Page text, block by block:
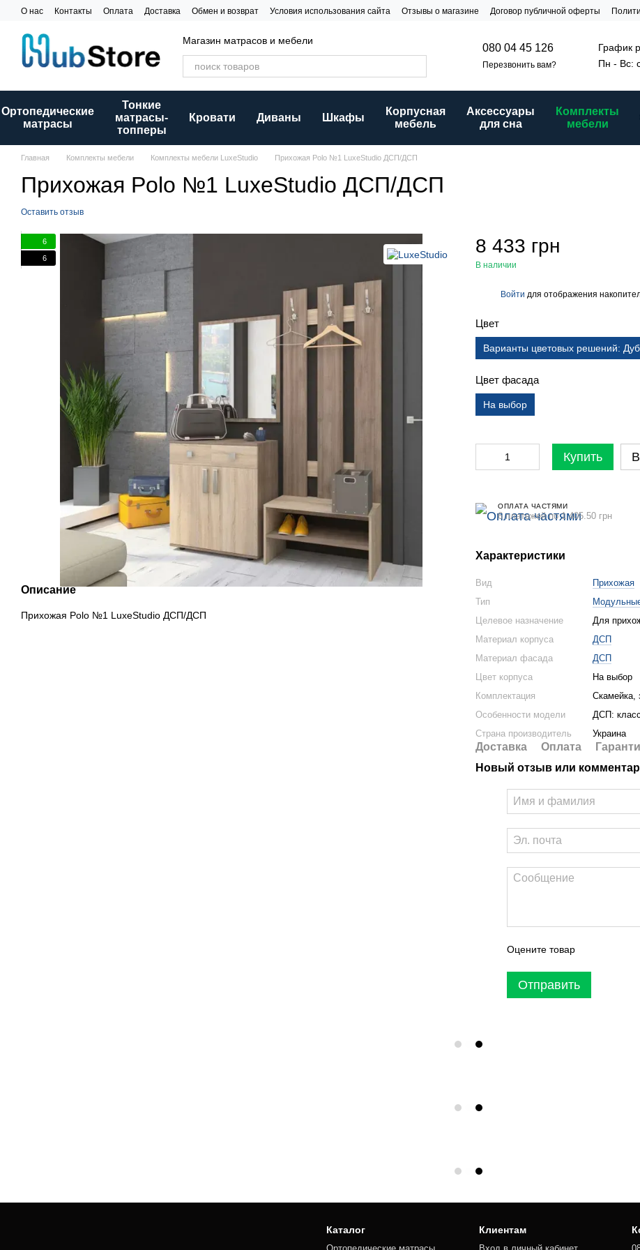
Перейти к основному контенту
О нас Контакты Оплата Доставка Обмен и возврат Условия использования сайта Отзывы о магазине Договор публичной оферты
Магазин матрасов и мебели
080 04 45 126
Перезвонить вам?
График
Пн - Вс:
Ортопедические
матрасы
Тонкие
матрасы-
топперы
Кровати Диваны Шкафы
Корпусная
мебель
Аксессуары
для сна
Комплекты
мебели
Главная Комплекты мебели Комплекты мебели LuxeStudio Прихожая Polo №1 LuxeStudio ДСП/ДСП
Прихожая Polo №1 LuxeStudio ДСП/ДСП
Оставить отзыв
6
6
Описание
Прихожая Polo №1 LuxeStudio ДСП/ДСП
8 433 грн
В наличии
Войти для отображения
Цвет
Варианты цветовых решений:
Цвет фасада
На выбор
Купить
ОПЛАТА ЧАСТЯМИ
6 платежей по 1 405.50 грн
Характеристики
Вид
Прихожая
Тип
Целевое назначение
Для
Материал корпуса
ДСП
Материал фасада
ДСП
Цвет корпуса
На выбор
Комплектация
Скамейка,
Особенности модели
ДСП:
Страна производитель
Украина
Доставка Оплата
Новый отзыв или
Оцените товар
Отправить
Каталог Клиентам